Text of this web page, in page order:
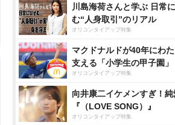
川島海荷さんと学ぶ 日常
む“人身取引”のリアル
オリコンタイアップ特集
マクドナルドが40年にわた
支える「小学生の甲子園」
オリコンタイアップ特集
向井康二イケメンすぎ！純
『（LOVE SONG）』
オリコンタイアップ特集